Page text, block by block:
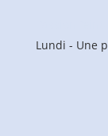
Lundi - Une